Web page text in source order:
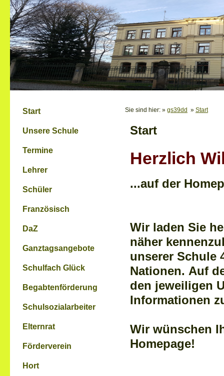
Start
Unsere Schule
Termine
Lehrer
Schüler
Französisch
DaZ
Ganztagsangebote
Schulfach Glück
Begabtenförderung
Schulsozialarbeiter
Elternrat
Förderverein
Hort
Sie sind hier: » gs39dd » Start
Start
Herzlich
...auf der
Wir laden Sie
näher
unserer Schule
Nationen. Auf
den jeweiligen
Informationen
Wir wünschen
Homepage!